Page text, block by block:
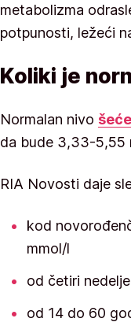
metabolizma
potpunosti, ležeći
Koliki je
Normalan nivo
da bude 3,33-5,55
RIA Novosti daje
kod
mmol/l
od četiri
od 14 do 60